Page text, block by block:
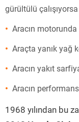
gürültülü çalışıyorsa
Aracın motorunda
Araçta yanık yağ
Aracın yakıt
Aracın
1968 yılından bu